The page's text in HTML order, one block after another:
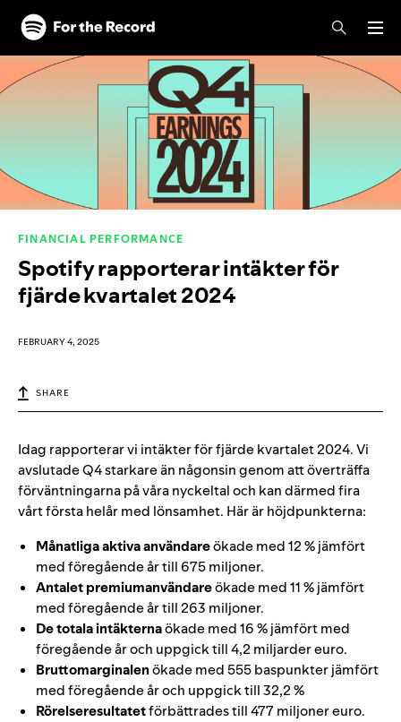
Skip to main content
Skip to footer
FINANCIAL PERFORMANCE
Spotify rapporterar intäkter för
fjärde kvartalet 2024
FEBRUARY 4, 2025
SHARE
Idag rapporterar vi intäkter för fjärde kvartalet 2024. Vi
avslutade Q4 starkare än någonsin genom att överträffa
förväntningarna på våra nyckeltal och kan därmed fira
vårt första helår med lönsamhet. Här är höjdpunkterna:
Månatliga aktiva användareökade med 12 % jämfört
med föregående år till 675 miljoner.
Antalet premiumanvändareökade med 11 % jämfört
med föregående år till 263 miljoner.
De totala intäkternaökade med 16 % jämfört med
föregående år och uppgick till4,2 miljarder euro.
Bruttomarginalenökade med 555baspunkter jämfört
med föregående år och uppgick till 32,2 %
Rörelseresultatetförbättrades till477miljoner euro.